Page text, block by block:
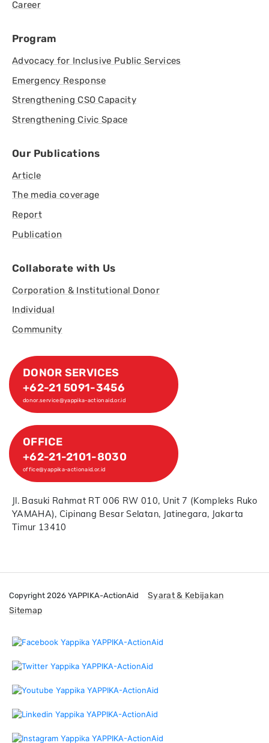
Career
Program
Advocacy for Inclusive Public Services
Emergency Response
Strengthening CSO Capacity
Strengthening Civic Space
Our Publications
Article
The media coverage
Report
Publication
Collaborate with Us
Corporation & Institutional Donor
Individual
Community
DONOR SERVICES
+62-21 5091-3456
donor.service@yappika-actionaid.or.id
OFFICE
+62-21-2101-8030
office@yappika-actionaid.or.id
Jl. Basuki Rahmat RT 006 RW 010, Unit 7 (Kompleks Ruko
YAMAHA), Cipinang Besar Selatan, Jatinegara, Jakarta
Timur 13410
Copyright 2026 YAPPIKA-ActionAid
Syarat & Kebijakan
Sitemap